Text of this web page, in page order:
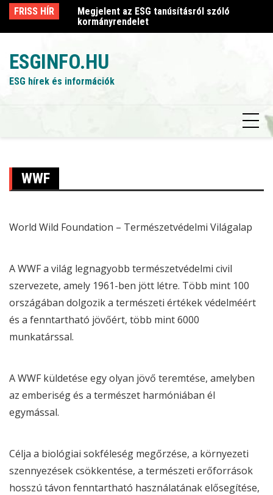
Skip
content
FRISS HÍR
szóló
Megjelent az ESG tanúsításról szóló
kormányrendelet
ESGINFO.HU
ESG hírek és információk
WWF
World Wild Foundation – Természetvédelmi Világalap
AWWFa világ legnagyobb természetvédelmi civil
szervezete, amely 1961-ben jött létre. Több mint 100
országában dolgozik a természeti értékek védelméért
és a fenntartható jövőért, több mint 6000
munkatárssal.
AWWF küldetése egy olyan jövő teremtése, amelyben
az emberiség és a természet harmóniában él
egymással.
Célja a biológiai sokféleség megőrzése, a környezeti
szennyezések csökkentése, a természeti erőforrások
hosszú távon fenntartható használatának elősegítése,